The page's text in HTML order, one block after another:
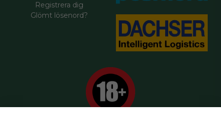
Registrera dig
Glömt lösenord?